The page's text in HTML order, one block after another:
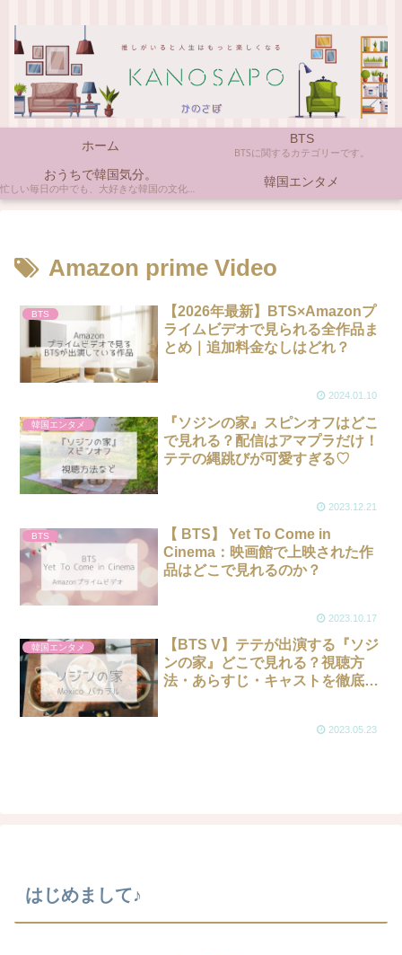
ホーム BTS
BTSに関するカテゴリーです。
おうちで韓国気分。
忙しい毎日の中でも、大好きな韓国の文化やアイテムに触れると心がほっとしますよね。ここでは、自宅で手軽に楽しめる韓国の美味しいもの、お気に入りのコスメ、そして推し活の楽しみ方など、「おうちにいながら韓国気分」に触れられるヒントを私らしくお届けします。 韓国エンタメ
Amazon prime Video
BTS
【2026年最新】BTS×Amazonプ
ライムビデオで見られる全作品ま
とめ｜追加料金なしはどれ？
2024.01.10
韓国エンタメ
『ソジンの家』スピンオフはどこ
で見れる？配信はアマプラだけ！
テテの縄跳びが可愛すぎる♡
2023.12.21
BTS
【 BTS】 Yet To Come in
Cinema：映画館で上映された作
品はどこで見れるのか？
2023.10.17
韓国エンタメ
【BTS V】テテが出演する『ソジ
ンの家』どこで見れる？視聴方
法・あらすじ・キャストを徹底紹
2023.05.23
はじめまして♪